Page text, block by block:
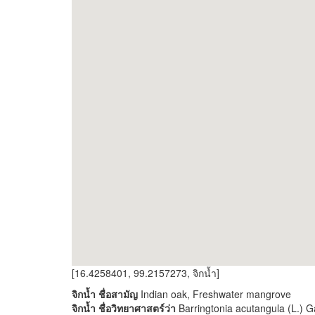
[16.4258401, 99.2157273, จิกน้ำ]
จิกน้ำ ชื่อสามัญ Indian oak, Freshwater mangrove
จิกน้ำ ชื่อวิทยาศาสตร์ว่า Barringtonia acutangula (L.)